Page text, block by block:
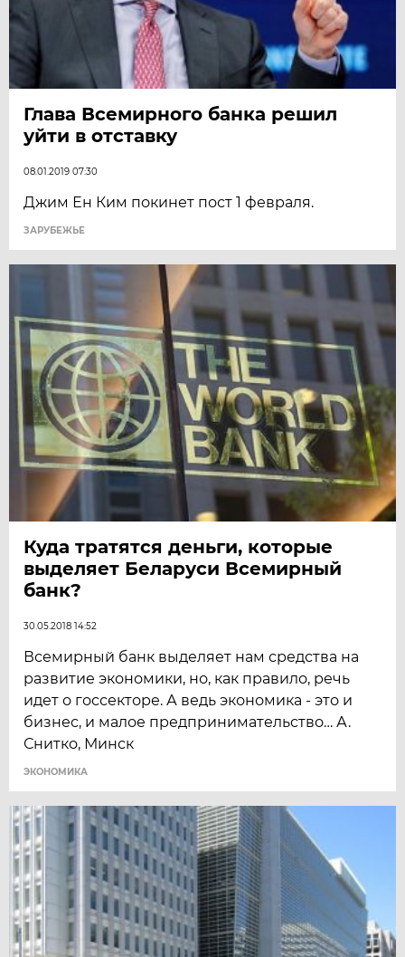
Глава Всемирного банка решил
уйти в отставку
08.01.2019 07:30
Джим Ен Ким покинет пост 1 февраля.
ЗАРУБЕЖЬЕ
Куда тратятся деньги, которые
выделяет Беларуси Всемирный
банк?
30.05.2018 14:52
Всемирный банк выделяет нам средства на
развитие экономики, но, как правило, речь
идет о госсекторе. А ведь экономика - это и
бизнес, и малое предпринимательство… А.
Снитко, Минск
ЭКОНОМИКА